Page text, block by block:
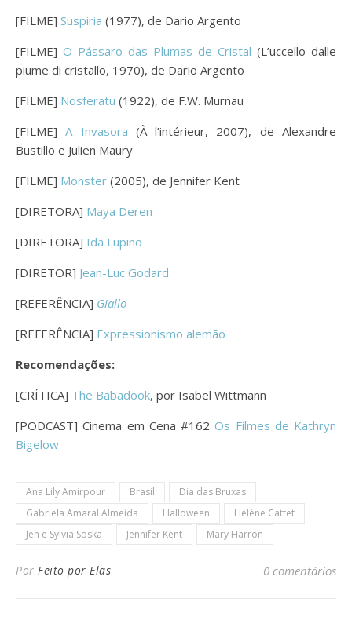
[FILME] Suspiria (1977), de Dario Argento
[FILME] O Pássaro das Plumas de Cristal (L’uccello dalle
piume di cristallo, 1970), de Dario Argento
[FILME] Nosferatu (1922), de F.W. Murnau
[FILME]A Invasora (À l’intérieur, 2007), de Alexandre
Bustillo e Julien Maury
[FILME] Monster (2005), de Jennifer Kent
[DIRETORA] Maya Deren
[DIRETORA] Ida Lupino
[DIRETOR] Jean-Luc Godard
[REFERÊNCIA] Giallo
[REFERÊNCIA] Expressionismo alemão
Recomendações:
[CRÍTICA] The Babadook, por Isabel Wittmann
[PODCAST] Cinema em Cena #162Os Filmes de Kathryn
Bigelow
Ana Lily Amirpour Brasil
Dia das Bruxas
Gabriela Amaral Almeida
Halloween
Hélène Cattet
Jen e Sylvia Soska
Jennifer Kent Mary Harron
Por Feito por Elas 0 comentários